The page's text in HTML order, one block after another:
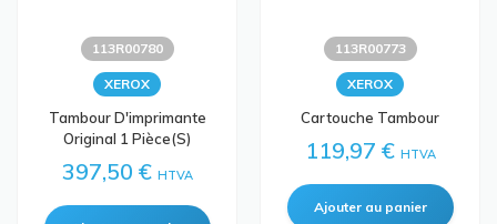
113R00780
XEROX
Tambour D'imprimante
Original 1 Pièce(s)
397,50 € HTVA
113R00773
XEROX
Cartouche Tambour
119,97 € HTVA